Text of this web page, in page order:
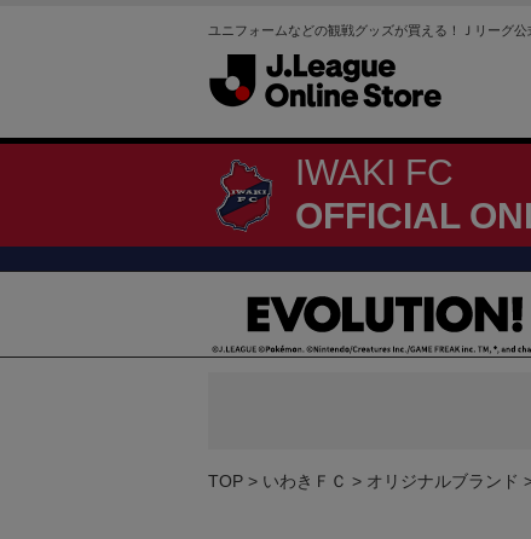
ユニフォームなどの観戦グッズが買える！Ｊリーグ
IWAKI FC
OFFICIAL
TOP いわきＦＣ オリジナルブランド